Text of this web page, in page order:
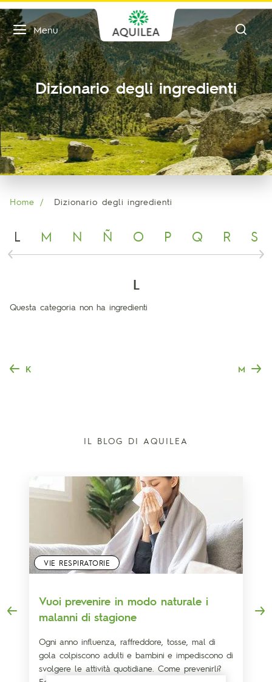
Menu
Dizionario degli ingredienti
Home Dizionario degli ingredienti
L M N Ñ O P Q R S
L
Questa categoria non ha ingredienti
K M
IL BLOG DI AQUILEA
VIE RESPIRATORIE
Vuoi prevenire in modo naturale i
malanni di stagione
Ogni anno influenza, raffreddore, tosse, mal di
gola colpiscono adulti e bambini e impediscono di
svolgere le attività quotidiane. Come prevenirli?